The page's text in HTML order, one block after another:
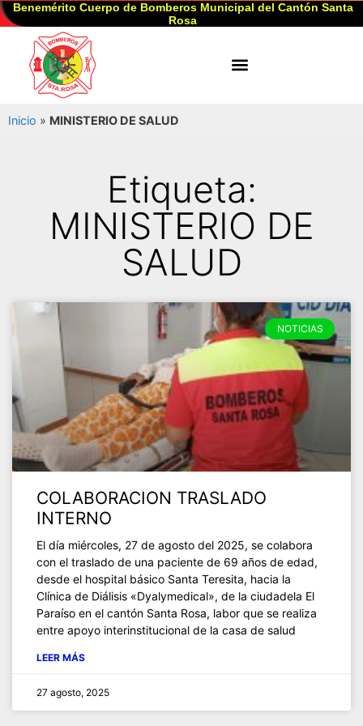
Benemérito Cuerpo de Bomberos Municipal del Cantón Santa
Rosa
Inicio » MINISTERIO DE SALUD
Etiqueta:
MINISTERIO DE
SALUD
NOTICIAS
COLABORACION TRASLADO
INTERNO
El día miércoles, 27 de agosto del 2025, se colabora
con el traslado de una paciente de 69 años de edad,
desde el hospital básico Santa Teresita, hacia la
Clínica de Diálisis «Dyalymedical», de la ciudadela El
Paraíso en el cantón Santa Rosa, labor que se realiza
entre apoyo interinstitucional de la casa de salud
LEER MÁS
27 agosto, 2025